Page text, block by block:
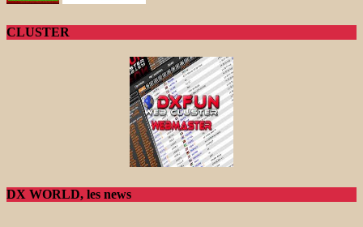
CLUSTER
DX WORLD, les news